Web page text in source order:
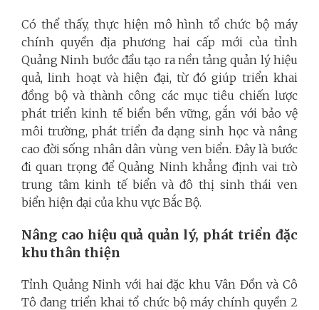
Có thể thấy, thực hiện mô hình tổ chức bộ máy
chính quyền địa phương hai cấp mới của tỉnh
Quảng Ninh bước đầu tạo ra nền tảng quản lý hiệu
quả, linh hoạt và hiện đại, từ đó giúp triển khai
đồng bộ và thành công các mục tiêu chiến lược
phát triển kinh tế biển bền vững, gắn với bảo vệ
môi trường, phát triển đa dạng sinh học và nâng
cao đời sống nhân dân vùng ven biển. Đây là bước
đi quan trọng để Quảng Ninh khẳng định vai trò
trung tâm kinh tế biển và đô thị sinh thái ven
biển hiện đại của khu vực Bắc Bộ.
Nâng cao hiệu quả quản lý, phát triển đặc
khu thân thiện
Tỉnh Quảng Ninh với hai đặc khu Vân Đồn và Cô
Tô đang triển khai tổ chức bộ máy chính quyền 2